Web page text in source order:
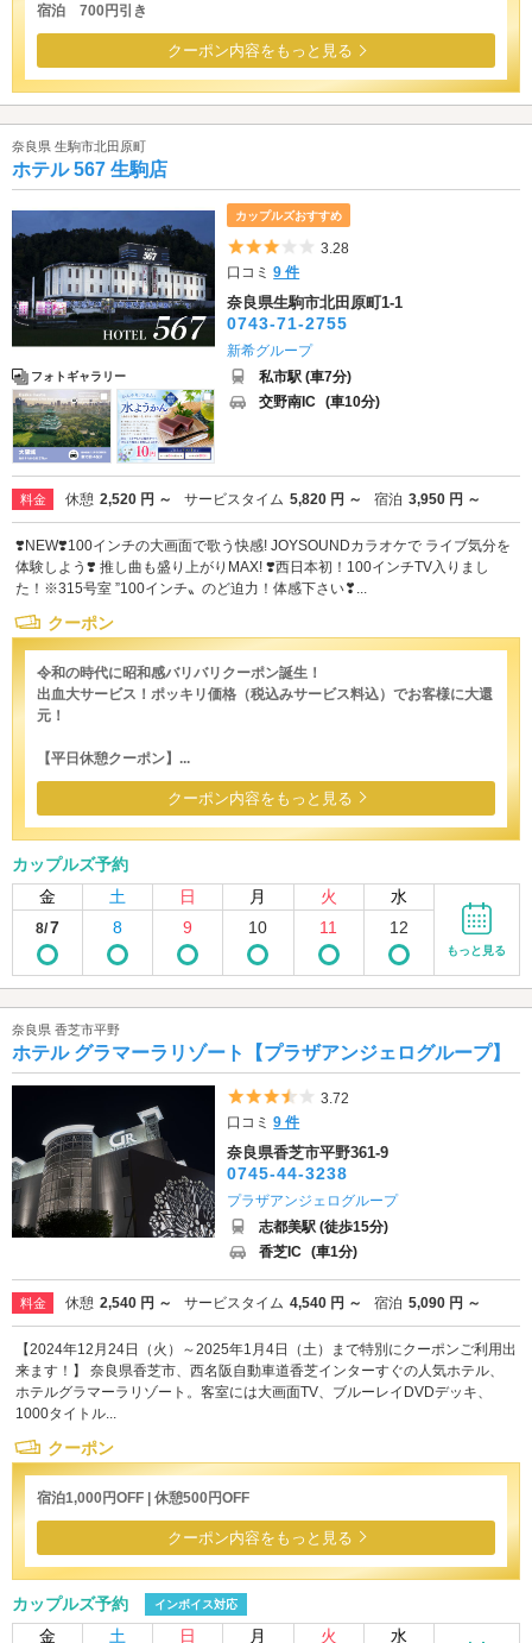
宿泊 700円引き
クーポン内容をもっと見る
奈良県 生駒市北田原町
ホテル 567 生駒店
フォトギャラリー
カップルズおすすめ
5つ星のうち3
3.28
口コミ9 件
奈良県生駒市北田原町1-1
0743-71-2755
新希グループ
私市駅 (車7分)
交野南IC (車10分)
料金 休憩 2,520 円 ～ サービスタイム 5,820 円 ～ 宿泊 3,950 円 ～
❣️NEW❣️100インチの大画面で歌う快感! JOYSOUNDカラオケで ライブ気分を
体験しよう❣️ 推し曲も盛り上がりMAX! ❣️西日本初！100インチTV入りまし
た！※315号室 ”100インチ〟のど迫力！体感下さい❣...
クーポン
令和の時代に昭和感バリバリクーポン誕生！
出血大サービス！ポッキリ価格（税込みサービス料込）でお客様に大還
元！
【平日休憩クーポン】...
クーポン内容をもっと見る
カップルズ予約
金
土 日 月 火 水
8/7 8 9 10 11 12
もっと見る
奈良県 香芝市平野
ホテル グラマーラリゾート【プラザアンジェログループ】
5つ星のうち3.5
3.72
口コミ9 件
奈良県香芝市平野361-9
0745-44-3238
プラザアンジェログループ
志都美駅 (徒歩15分)
香芝IC (車1分)
料金 休憩 2,540 円 ～ サービスタイム 4,540 円 ～ 宿泊 5,090 円 ～
【2024年12月24日（火）～2025年1月4日（土）まで特別にクーポンご利用出
来ます！】 奈良県香芝市、西名阪自動車道香芝インターすぐの人気ホテル、
ホテルグラマーラリゾート。客室には大画面TV、ブルーレイDVDデッキ、
1000タイトル...
クーポン
宿泊1,000円OFF | 休憩500円OFF
クーポン内容をもっと見る
カップルズ予約 インボイス対応
金 土 日 月 火 水